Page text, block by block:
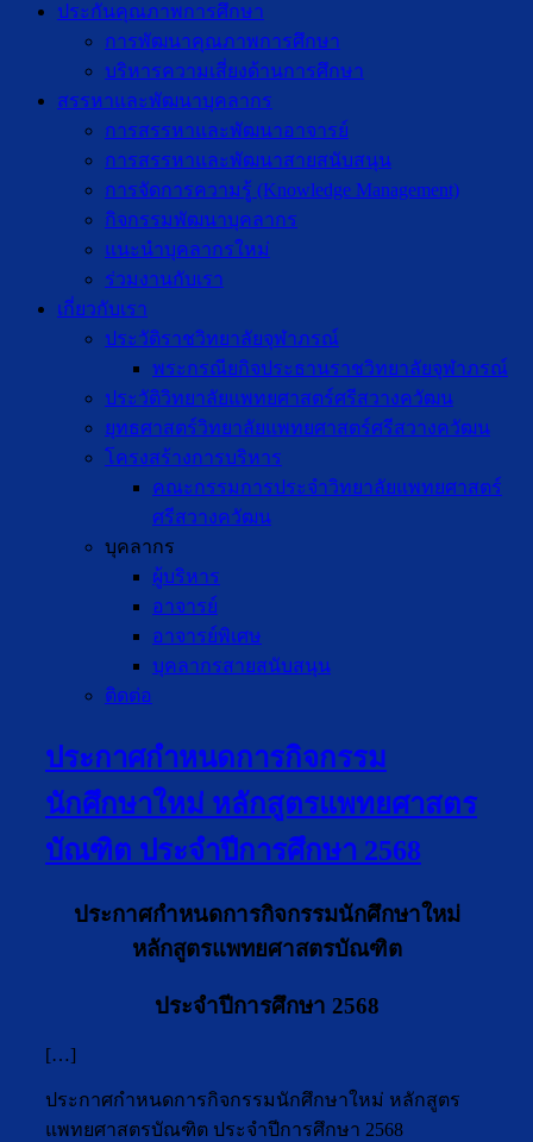
ประกันคุณภาพการศึกษา
การพัฒนาคุณภาพการศึกษา
บริหารความเสี่ยงด้านการศึกษา
สรรหาและพัฒนาบุคลากร
การสรรหาและพัฒนาอาจารย์
การสรรหาและพัฒนาสายสนับสนุน
การจัดการความรู้ (Knowledge Management)
กิจกรรมพัฒนาบุคลากร
แนะนำบุคลากรใหม่
ร่วมงานกับเรา
เกี่ยวกับเรา
ประวัติราชวิทยาลัยจุฬาภรณ์
พระกรณียกิจประธานราชวิทยาลัยจุฬาภรณ์
ประวัติวิทยาลัยแพทยศาสตร์ศรีสวางควัฒน
ยุทธศาสตร์วิทยาลัยแพทยศาสตร์ศรีสวางควัฒน
โครงสร้างการบริหาร
คณะกรรมการประจำวิทยาลัยแพทยศาสตร์
ศรีสวางควัฒน
บุคลากร
ผู้บริหาร
อาจารย์
อาจารย์พิเศษ
บุคลากรสายสนับสนุน
ติดต่อ
ประกาศกำหนดการกิจกรรม
นักศึกษาใหม่ หลักสูตรแพทยศาสตร
บัณฑิต ประจำปีการศึกษา 2568
ประกาศกำหนดการกิจกรรมนักศึกษาใหม่
หลักสูตรแพทยศาสตรบัณฑิต
ประจำปีการศึกษา 2568
[…]
ประกาศกำหนดการกิจกรรมนักศึกษาใหม่ หลักสูตร
แพทยศาสตรบัณฑิต ประจำปีการศึกษา 2568